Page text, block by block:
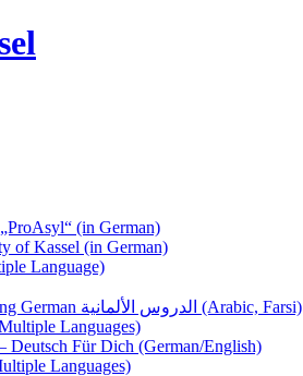
(in German)
of Kassel (in German)
Language)
Deutschunterricht Learning German الدروس الألمانية (Arabic, Farsi)
Languages)
Deutsch Für Dich (German/English)
Languages)